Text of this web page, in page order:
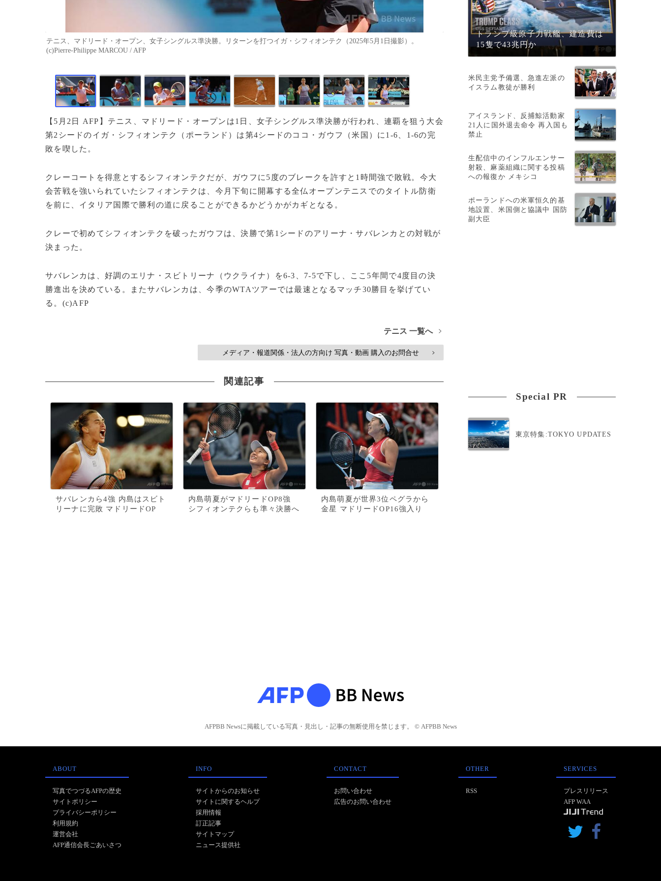
テニス、マドリード・オープン、女子シングルス準決勝。リターンを打つイガ・シフィオンテク（2025年5月1日撮影）。
(c)Pierre-Philippe MARCOU / AFP
【5月2日 AFP】テニス、マドリード・オープンは1日、女子シングルス準決勝が行われ、連覇を狙う大会
第2シードのイガ・シフィオンテク（ポーランド）は第4シードのココ・ガウフ（米国）に1‐6、1‐6の完
敗を喫した。
クレーコートを得意とするシフィオンテクだが、ガウフに5度のブレークを許すと1時間強で敗戦。今大
会苦戦を強いられていたシフィオンテクは、今月下旬に開幕する全仏オープンテニスでのタイトル防衛
を前に、イタリア国際で勝利の道に戻ることができるかどうかがカギとなる。
クレーで初めてシフィオンテクを破ったガウフは、決勝で第1シードのアリーナ・サバレンカとの対戦が
決まった。
サバレンカは、好調のエリナ・スビトリーナ（ウクライナ）を6‐3、7-5で下し、ここ5年間で4度目の決
勝進出を決めている。またサバレンカは、今季のWTAツアーでは最速となるマッチ30勝目を挙げてい
る。(c)AFP
テニス 一覧へ >
メディア・報道関係・法人の方向け 写真・動画 購入のお問合せ >
関連記事
サバレンカら4強 内島はスビト
リーナに完敗 マドリードOP
内島萌夏がマドリードOP8強
シフィオンテクらも準々決勝へ
内島萌夏が世界3位ペグラから
金星 マドリードOP16強入り
トランプ級原子力戦艦、建造費は
15隻で43兆円か
米民主党予備選、急進左派の
イスラム教徒が勝利
アイスランド、反捕鯨活動家
21人に国外退去命令 再入国も
禁止
生配信中のインフルエンサー
射殺、麻薬組織に関する投稿
への報復か メキシコ
ポーランドへの米軍恒久的基
地設置、米国側と協議中 国防
副大臣
Special PR
東京特集:TOKYO UPDATES
AFPBB Newsに掲載している写真・見出し・記事の無断使用を禁じます。 © AFPBB News
ABOUT
写真でつづるAFPの歴史
サイトポリシー
プライバシーポリシー
利用規約
運営会社
AFP通信会長ごあいさつ
INFO
サイトからのお知らせ
サイトに関するヘルプ
採用情報
訂正記事
サイトマップ
ニュース提供社
CONTACT
お問い合わせ
広告のお問い合わせ
OTHER
RSS
SERVICES
プレスリリース
AFP WAA